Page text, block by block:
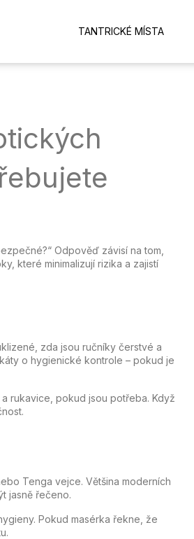
TANTRICKÉ MÍSTA
Odpověď závisí na tom,
které minimalizují rizika a zajistí
zda jsou ručníky čerstvé a
o hygienické kontrole – pokud je
rukavice, pokud jsou potřeba. Když
Tenga vejce. Většina moderních
jasně řečeno.
Pokud masérka řekne, že